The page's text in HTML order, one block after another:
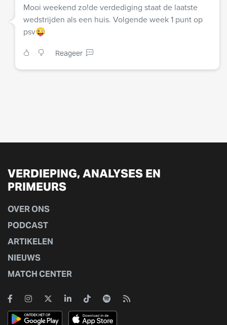
Mooi weekend zo!de verdediging staat de laatste
wedstrijden als een huis. Volgende week 1 punt op
psv😜
Reageer
VERDIEPING, ANALYSES EN
PRIMEURS
OVER ONS
PODCAST
ARTIKELEN
NIEUWS
MATCH CENTER